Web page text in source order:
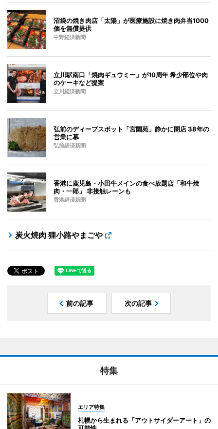
沼袋の焼き肉店「太陽」が医療施設に焼き肉弁当1000
個を無償提供
中野経済新聞
立川駅南口「焼肉ギュウミー」が10周年 希少部位や肉
のケーキなど提案
立川経済新聞
弘前のディープスポット「宮園苑」静かに閉店 38年の
営業に幕
弘前経済新聞
香港に鹿児島・小田牛メインの食べ放題店「和牛焼
肉・一郎」 非接触レーンも
香港経済新聞
炭火焼肉 狸小路やまごや
前の記事 次の記事
特集
エリア特集
札幌から生まれる「アウトサイダーアート」の